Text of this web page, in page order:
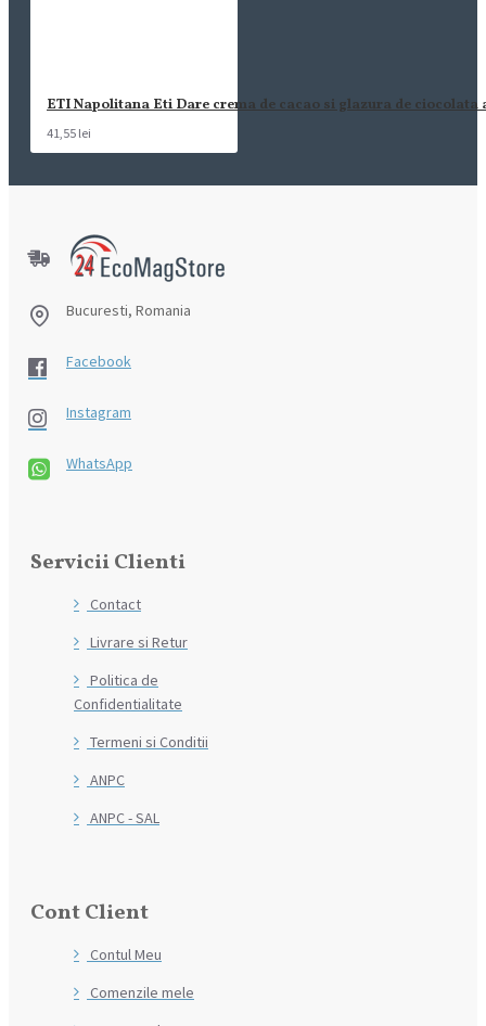
ETI Napolitana Eti Dare crema de cacao si glazura de ciocolata
41,55 lei
Bucuresti, Romania
Facebook
Instagram
WhatsApp
Servicii Clienti
Contact
Livrare si Retur
Politica de
Confidentialitate
Termeni si Conditii
ANPC
ANPC - SAL
Cont Client
Contul Meu
Comenzile mele